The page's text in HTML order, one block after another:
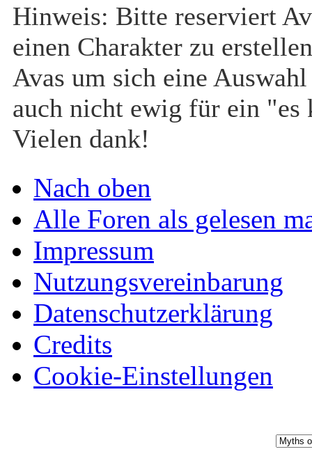
August, September
und Oktober 2025
sind nun spielbar.
Die Erstsemester
finden sich auf dem
Campus ein!
⟩⟩22.11.2024:Das
Board ist offiziell
eröffnet!
⟩⟩17.11.2024:Das
Board befindet sich
im Aufbau!
Hinweis: Bitte reserviert
einen Charakter zu
Avas um sich eine
auch nicht ewig für ein "es
Vielen dank!
Nach oben
Alle Foren als gelesen
Impressum
Nutzungsvereinbarung
Datenschutzerklärung
Credits
Cookie-Einstellungen